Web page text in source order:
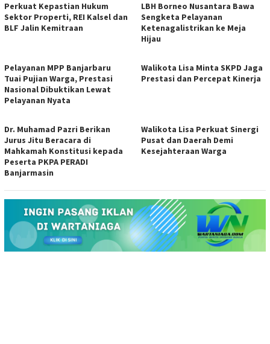
Perkuat Kepastian Hukum
Sektor Properti, REI Kalsel dan
BLF Jalin Kemitraan
LBH Borneo Nusantara Bawa
Sengketa Pelayanan
Ketenagalistrikan ke Meja
Hijau
Pelayanan MPP Banjarbaru
Tuai Pujian Warga, Prestasi
Nasional Dibuktikan Lewat
Pelayanan Nyata
Walikota Lisa Minta SKPD Jaga
Prestasi dan Percepat Kinerja
Dr. Muhamad Pazri Berikan
Jurus Jitu Beracara di
Mahkamah Konstitusi kepada
Peserta PKPA PERADI
Banjarmasin
Walikota Lisa Perkuat Sinergi
Pusat dan Daerah Demi
Kesejahteraan Warga